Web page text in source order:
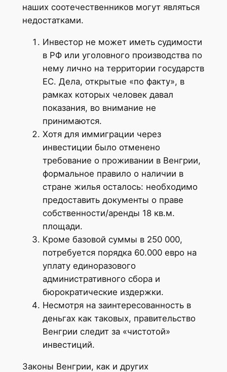
наших соотечественников могут являться
недостатками.
Инвестор не может иметь судимости
в РФ или уголовного производства по
нему лично на территории государств
ЕС. Дела, открытые «по факту», в
рамках которых человек давал
показания, во внимание не
принимаются.
Хотя для иммиграции через
инвестиции было отменено
требование о проживании в Венгрии,
формальное правило о наличии в
стране жилья осталось: необходимо
предоставить документы о праве
собственности/аренды 18 кв.м.
площади.
Кроме базовой суммы в 250 000,
потребуется порядка 60.000 евро на
уплату единоразового
административного сбора и
бюрократические издержки.
Несмотря на заинтересованность в
деньгах как таковых, правительство
Венгрии следит за «чистотой»
инвестиций.
Законы Венгрии, как и других